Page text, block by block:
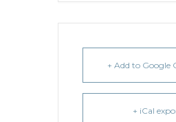
+ Add to Google
+ iCal